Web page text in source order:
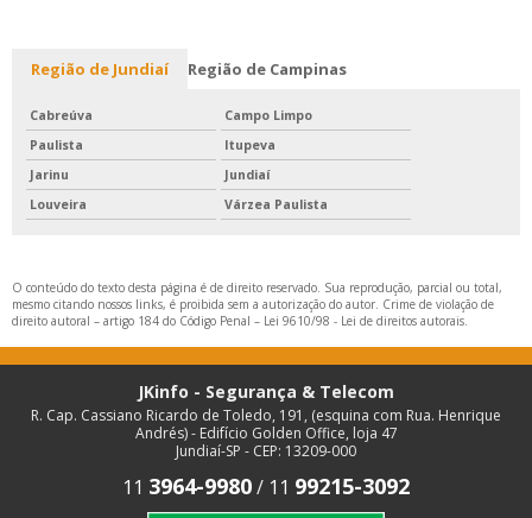
Região de Jundiaí Região de Campinas
Cabreúva
Campo Limpo
Paulista
Itupeva
Jarinu
Jundiaí
Louveira
Várzea Paulista
O conteúdo do texto desta página é de direito reservado. Sua reprodução, parcial ou total,
mesmo citando nossos links, é proibida sem a autorização do autor. Crime de violação de
direito autoral – artigo 184 do Código Penal – Lei 9610/98 - Lei de direitos autorais
JKinfo - Segurança & Telecom
R. Cap. Cassiano Ricardo de Toledo, 191, (esquina com Rua. Henrique
Andrés) - Edifício Golden Office, loja 47
Jundiaí-SP - CEP: 13209-000
11 3964-9980/ 11 99215-3092